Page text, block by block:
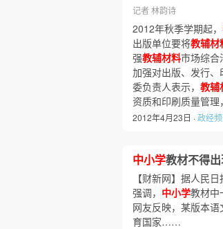
记者 林韵诗
2012年秋季学期起，
出版单位要将教辅材
强教辅材料市场综合
加强对出版、发行、
委负责人表示， 教辅
资质和印刷质量管
2012年4月23日 ·政经
中小学教材不得
【财新网】据人民
强调， 中小学教材中
网友反映，某版本
育国家……